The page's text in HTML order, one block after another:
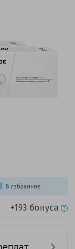
+193 бонуса
В избранное